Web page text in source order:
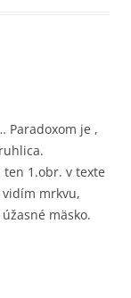
Paradoxom je ,
1.obr. v texte
mrkvu,
mäsko.